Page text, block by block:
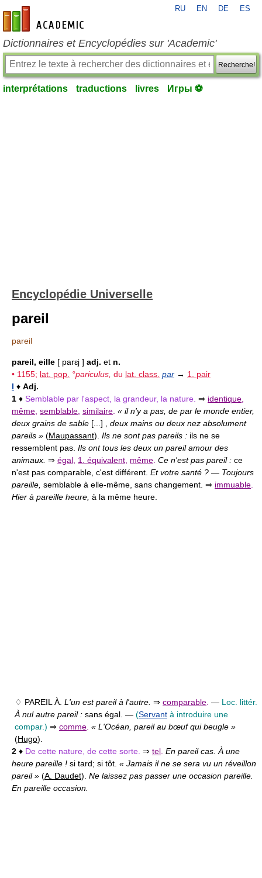
fr-academic.com
RU EN DE ES
Dictionnaires et Encyclopédies sur 'Academic'
Recherche!
interprétations traductions livres Игры ⚽
Encyclopédie Universelle
pareil
pareil
pareil, eille [ parɛj ] adj. et n.
• 1155; lat. pop. °pariculus, du lat. class. par → 1. pair
I ♦ Adj.
1 ♦ Semblable par l'aspect, la grandeur, la nature. ⇒ identique
même semblable similaire « il n'y a pas, de par le monde entier,
deux grains de sable [...] ,
deux mains ou deux nez absolument
pareils » (Maupassant). Ils ne sont pas pareils : ils ne se
ressemblent pas. Ils ont tous les deux un pareil amour des
animaux. ⇒ égal 1. équivalent même Ce n'est pas pareil : ce
n'est pas comparable, c'est différent. Et votre santé ? — Toujours
pareille, semblable à elle-même, sans changement. ⇒ immuable
Hier à pareille heure, à la même heure.
♢ PAREIL À. L'un est pareil à l'autre. ⇒ comparable — Loc. littér.
À nul autre pareil : sans égal. — (Servant à introduire une
compar.) ⇒ comme « L'Océan, pareil au bœuf qui beugle »
(Hugo).
2 ♦ De cette nature, de cette sorte. ⇒ tel En pareil cas. À une
heure pareille ! si tard; si tôt. « Jamais il ne se sera vu un réveillon
pareil » (A. Daudet). Ne laissez pas passer une occasion pareille.
En pareille occasion.